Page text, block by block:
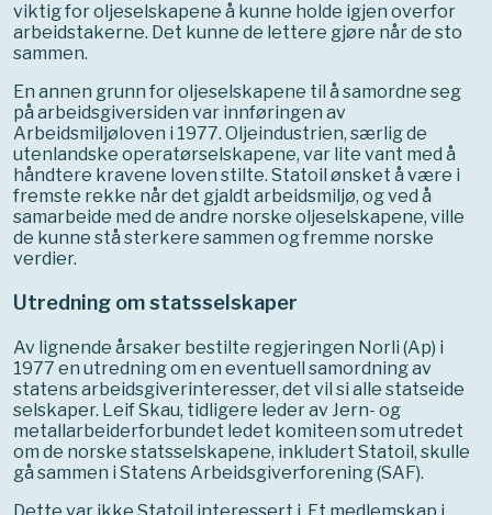
viktig for oljeselskapene å kunne holde igjen overfor
arbeidstakerne. Det kunne de lettere gjøre når de sto
sammen.
En annen grunn for oljeselskapene til å samordne seg
på arbeidsgiversiden var innføringen av
Arbeidsmiljøloven i 1977. Oljeindustrien, særlig de
utenlandske operatørselskapene, var lite vant med å
håndtere kravene loven stilte. Statoil ønsket å være i
fremste rekke når det gjaldt arbeidsmiljø, og ved å
samarbeide med de andre norske oljeselskapene, ville
de kunne stå sterkere sammen og fremme norske
verdier.
Utredning om statsselskaper
Av lignende årsaker bestilte regjeringen Norli (Ap) i
1977 en utredning om en eventuell samordning av
statens arbeidsgiverinteresser, det vil si alle statseide
selskaper. Leif Skau, tidligere leder av Jern- og
metallarbeiderforbundet ledet komiteen som utredet
om de norske statsselskapene, inkludert Statoil, skulle
gå sammen i Statens Arbeidsgiverforening (SAF).